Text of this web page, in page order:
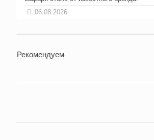
06.08.2026
Рекомендуем